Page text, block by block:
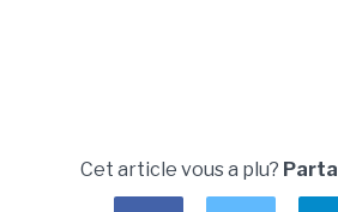
Cet article vous a plu?